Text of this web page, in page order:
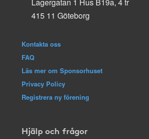
415 11 Göteborg
Kontakta oss
FAQ
Läs mer om Sponsorhuset
Privacy Policy
Registrera ny förening
Hjälp och frågor